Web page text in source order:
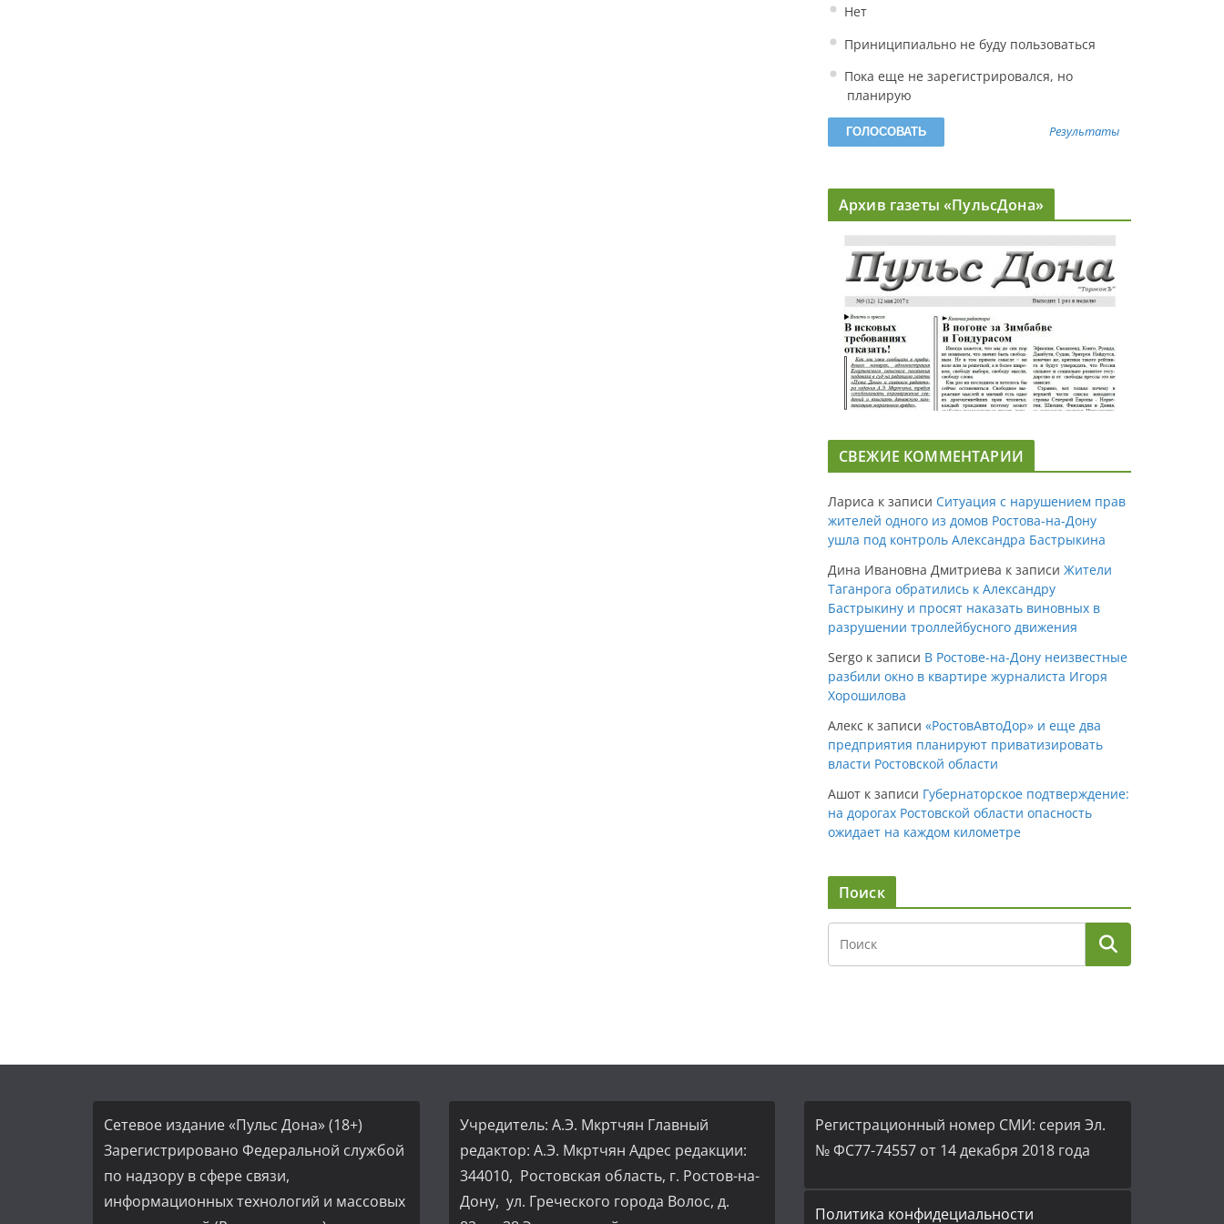
Нет
Приниципиально не буду пользоваться
Пока еще не зарегистрировался, но
планирую
Результаты
Архив газеты «ПульсДона»
СВЕЖИЕ КОММЕНТАРИИ
Лариса к записи Ситуация с нарушением прав
жителей одного из домов Ростова-на-Дону
ушла под контроль Александра Бастрыкина
Дина Ивановна Дмитриева к записи Жители
Таганрога обратились к Александру
Бастрыкину и просят наказать виновных в
разрушении троллейбусного движения
Sergo к записи В Ростове-на-Дону неизвестные
разбили окно в квартире журналиста Игоря
Хорошилова
Алекс к записи «РостовАвтоДор» и еще два
предприятия планируют приватизировать
власти Ростовской области
Ашот к записи Губернаторское подтверждение:
на дорогах Ростовской области опасность
ожидает на каждом километре
Поиск
Сетевое издание «Пульс Дона» (18+)
Зарегистрировано Федеральной службой
по надзору в сфере связи,
информационных технологий и массовых
Учредитель: А.Э. Мкртчян Главный
редактор: А.Э. Мкртчян Адрес редакции:
344010, Ростовская область, г. Ростов-на-
Дону, ул. Греческого города Волос, д.
Регистрационный номер СМИ: серия Эл.
№ ФС77-74557 от 14 декабря 2018 года
Политика конфидециальности